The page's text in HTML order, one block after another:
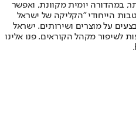
במהדורה יומית מקוונת, ואפשר
הייחודי "הקליקה של ישראל
על מוצרים ושירותים. ישראל
לשיפור מקהל הקוראים. פנו אלינו